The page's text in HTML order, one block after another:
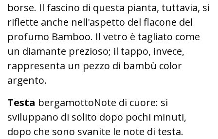
borse. Il fascino di questa pianta, tuttavia, si
riflette anche nell'aspetto del flacone del
profumo Bamboo. Il vetro è tagliato come
un diamante prezioso; il tappo, invece,
rappresenta un pezzo di bambù color
argento.
Testa bergamottoNote di cuore: si
sviluppano di solito dopo pochi minuti,
dopo che sono svanite le note di testa.